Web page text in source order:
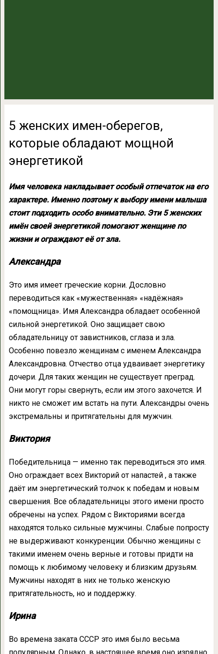
5 женских имен-оберегов,
которые обладают мощной
энергетикой
Имя человека накладывает особый отпечаток на его
характере. Именно поэтому к выбору имени малыша
стоит подходить особо внимательно. Эти 5 женских
имён своей энергетикой помогают женщине по
жизни и ограждают её от зла.
Александра
Это имя имеет греческие корни. Дословно
переводиться как «мужественная» «надёжная»
«помощница». Имя Александра обладает особенной
сильной энергетикой. Оно защищает свою
обладательницу от завистников, сглаза и зла.
Особенно повезло женщинам с именем Александра
Александровна. Отчество отца удваивает энергетику
дочери. Для таких женщин не существует преград.
Они могут горы свернуть, если им этого захочется. И
никто не сможет им встать на пути. Александры очень
экстремальны и притягательны для мужчин.
Виктория
Победительница — именно так переводиться это имя.
Оно ограждает всех Викторий от напастей , а также
даёт им энергетический толчок к победам и новым
свершения. Все обладательницы этого имени просто
обречены на успех. Рядом с Викториями всегда
находятся только сильные мужчины. Слабые попросту
не выдерживают конкуренции. Обычно женщины с
такими именем очень верные и готовы придти на
помощь к любимому человеку и близким друзьям.
Мужчины находят в них не только женскую
притягательность, но и поддержку.
Ирина
Во времена заката СССР это имя было весьма